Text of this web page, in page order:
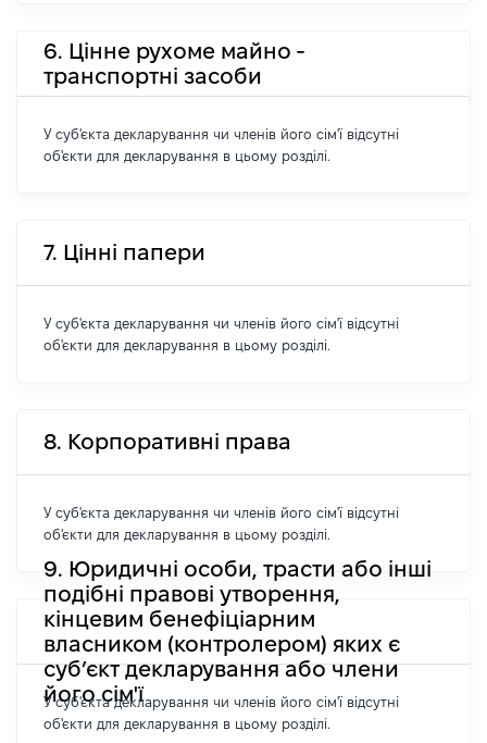
6. Цінне рухоме майно -
транспортні засоби
У суб'єкта декларування чи членів його сім'ї відсутні
об'єкти для декларування в цьому розділі.
7. Цінні папери
У суб'єкта декларування чи членів його сім'ї відсутні
об'єкти для декларування в цьому розділі.
8. Корпоративні права
У суб'єкта декларування чи членів його сім'ї відсутні
об'єкти для декларування в цьому розділі.
9. Юридичні особи, трасти або інші
подібні правові утворення,
кінцевим бенефіціарним
власником (контролером) яких є
суб’єкт декларування або члени
його сім'ї
У суб'єкта декларування чи членів його сім'ї відсутні
об'єкти для декларування в цьому розділі.